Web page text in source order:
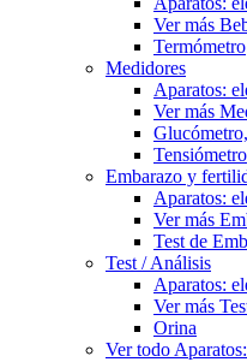
Ver más
Termómetro
Medidores
Aparatos:
Ver más
Tensiómetro
Embarazo y
Aparatos:
Ver más
Test de
Test / Análisis
Aparatos:
Ver más
Orina
Ver todo